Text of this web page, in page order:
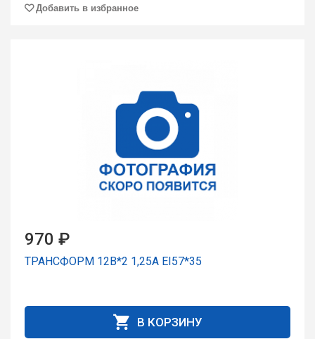
Добавить в избранное
970 ₽
ТРАНСФОРМ 12В*2 1,25А EI57*35
В КОРЗИНУ